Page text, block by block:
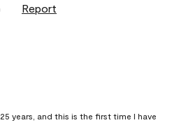
Report
years, and this is the first time I have